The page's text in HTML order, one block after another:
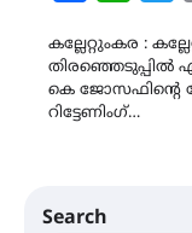
കല്ലേറ്റുംകര :
തിരഞ്ഞെടുപ്പിൽ
കെ ജോസഫിൻ്റെ
റിട്ടേണിംഗ്…
Search